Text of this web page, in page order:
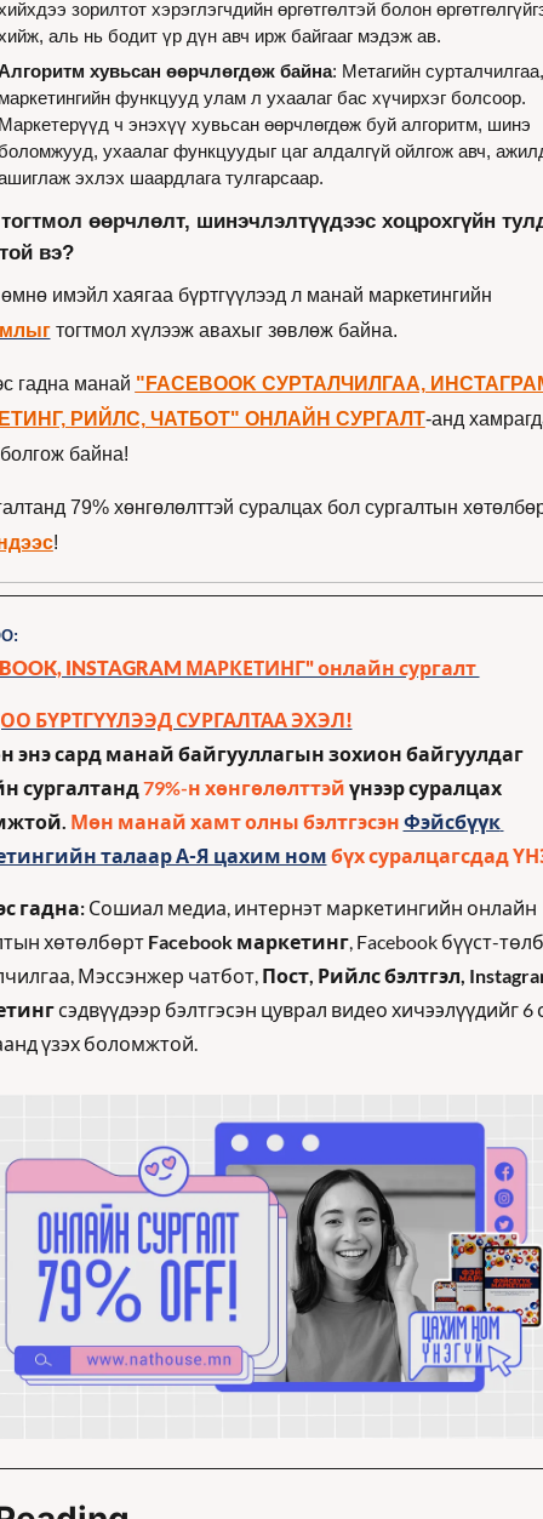
зорилтот хэрэглэгчдийн өргөтгөлтэй болон
аль нь бодит үр дүн авч ирж байгааг мэдэж ав.
хувьсан өөрчлөгдөж байна: Метагийн сурталчилгаа,
функцууд улам л ухаалаг бас хүчирхэг болсоор.
ч энэхүү хувьсан өөрчлөгдөж буй алгоритм, шинэ
ухаалаг функцуудыг цаг алдалгүй ойлгож авч,
эхлэх шаардлага тулгарсаар.
өөрчлөлт, шинэчлэлтүүдээс хоцрохгүйн
вэ?
тогтмол хүлээж авахыг зөвлөж байна.
гадна манай "FACEBOOK СУРТАЛЧИЛГАА,
РИЙЛС, ЧАТБОТ" ОНЛАЙН СУРГАЛТ-анд
байна!
79% хөнгөлөлттэй суралцах бол сургалтын
!
INSTAGRAM МАРКЕТИНГ" онлайн сургалт
БҮРТГҮҮЛЭЭД СУРГАЛТАА ЭХЭЛ!
энэ сард манай байгууллагын зохион байгуулдаг
сургалтанд 79%-н хөнгөлөлттэй үнээр суралцах
Мөн манай хамт олны бэлтгэсэн Фэйсбүүк
талаар А-Я цахим ном бүх суралцагсдад
гадна: Сошиал медиа, интернэт маркетингийн онлайн
хөтөлбөрт Facebook маркетинг, Facebook бүүст-
Мэссэнжер чатбот, Пост, Рийлс бэлтгэл,
сэдвүүдээр бэлтгэсэн цуврал видео хичээлүүдийг 6
үзэх боломжтой.